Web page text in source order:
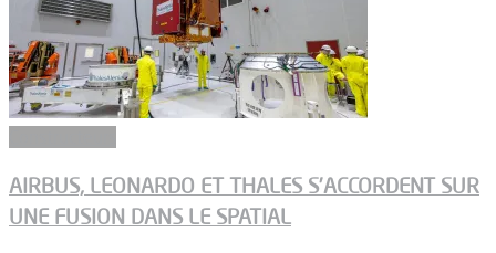
AIRBUS, LEONARDO ET THALES S’ACCORDENT SUR
UNE FUSION DANS LE SPATIAL